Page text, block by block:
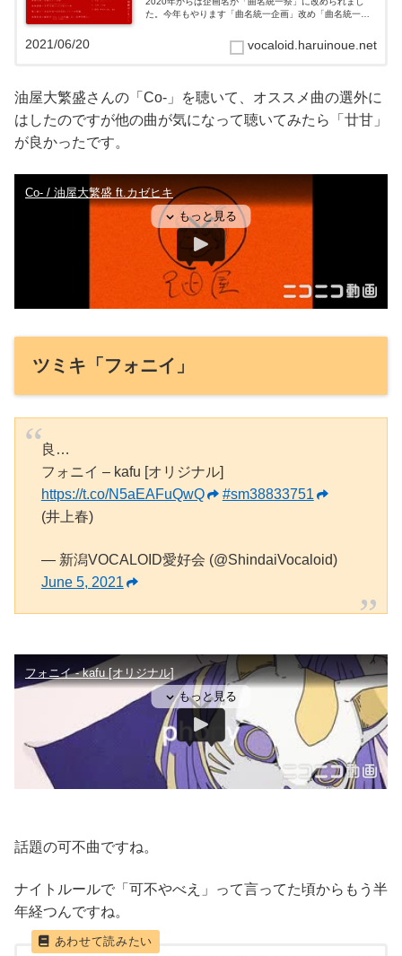
た。今年もやります「曲名統一企画」改め「曲名統一
『Co-』を作りましょう。投...vocaloid.haruinoue.net
2021/06/20
油屋大繁盛さんの「Co-」を聴いて、オススメ曲の選外に
はしたのですが他の曲が気になって聴いてみたら「廿甘」
が良かったです。
ツミキ「フォニイ」
良…
フォニイ – kafu [オリジナル]
https://t.co/N5aEAFuQwQ
#sm38833751
(井上春)
— 新潟VOCALOID愛好会 (@ShindaiVocaloid)
June 5, 2021
話題の可不曲ですね。
ナイトルールで「可不やべえ」って言ってた頃からもう半
年経つんですね。